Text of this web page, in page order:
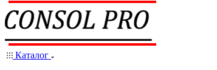
Каталог